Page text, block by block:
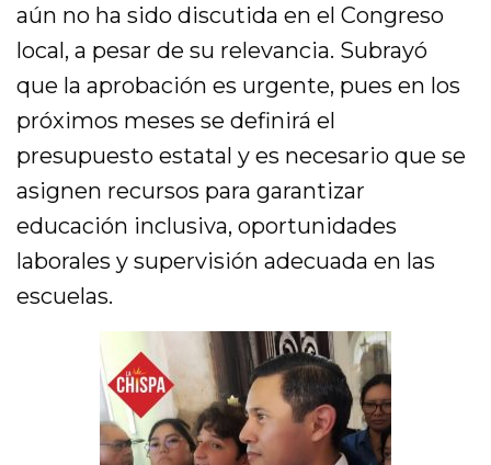
aún no ha sido discutida en el Congreso
local, a pesar de su relevancia. Subrayó
que la aprobación es urgente, pues en los
próximos meses se definirá el
presupuesto estatal y es necesario que se
asignen recursos para garantizar
educación inclusiva, oportunidades
laborales y supervisión adecuada en las
escuelas.